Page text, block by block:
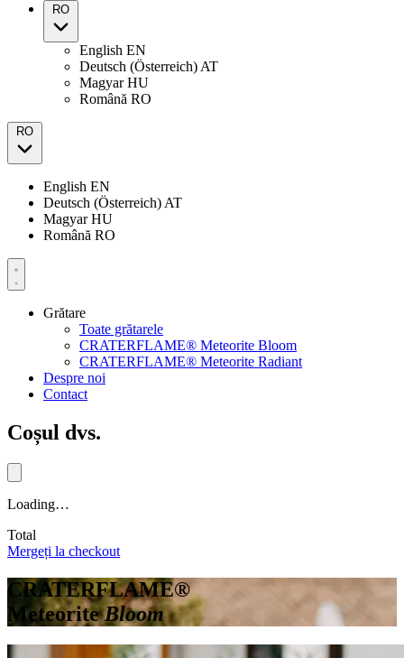
RO
English EN
Deutsch (Österreich) AT
Magyar HU
Română RO
RO
English EN
Deutsch (Österreich) AT
Magyar HU
Română RO
Grătare
Toate grătarele
CRATERFLAME® Meteorite Bloom
CRATERFLAME® Meteorite Radiant
Despre noi
Contact
Coșul dvs.
Loading…
Total
Mergeți la checkout
CRATERFLAME®
MeteoriteBloom